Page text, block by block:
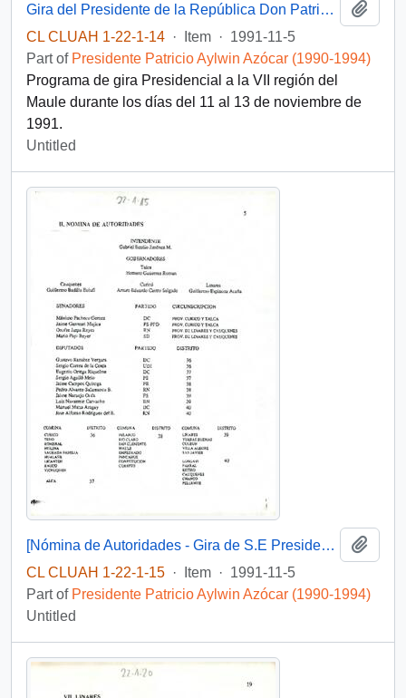
Gira del Presidente de la República Don Patricio Aylwin Azocar a la VII Región del Maule (11-13 de Noviembre de 1991).
CL CLUAH 1-22-1-14 · Item · 1991-11-5
Part of Presidente Patricio Aylwin Azócar (1990-1994)
Programa de gira Presidencial a la VII región del
Maule durante los días del 11 al 13 de noviembre de
1991.
Untitled
[Nómina de Autoridades - Gira de S.E Presidente de la República Don Patricio Aylwin Azocar a la VII Región del Maule].
CL CLUAH 1-22-1-15 · Item · 1991-11-5
Part of Presidente Patricio Aylwin Azócar (1990-1994)
Untitled